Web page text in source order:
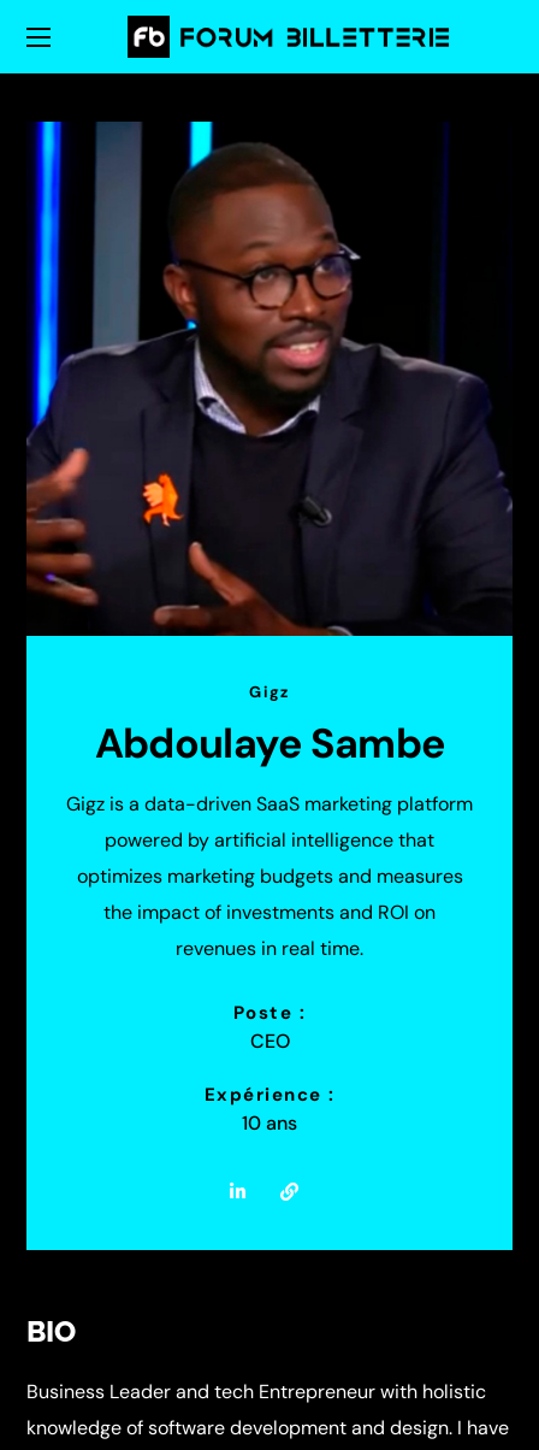
Gigz
Abdoulaye Sambe
Gigz is a data-driven SaaS marketing platform
powered by artificial intelligence that
optimizes marketing budgets and measures
the impact of investments and ROI on
revenues in real time.
Poste :
CEO
Expérience :
10 ans
BIO
Business Leader and tech Entrepreneur with holistic
knowledge of software development and design. I have